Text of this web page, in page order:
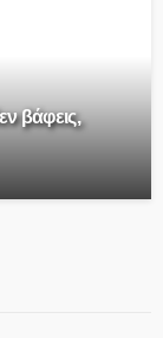
βάφεις,